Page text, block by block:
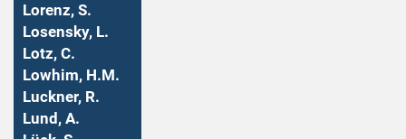
Lorenz, S.
Losensky, L.
Lotz, C.
Lowhim, H.M.
Luckner, R.
Lund, A.